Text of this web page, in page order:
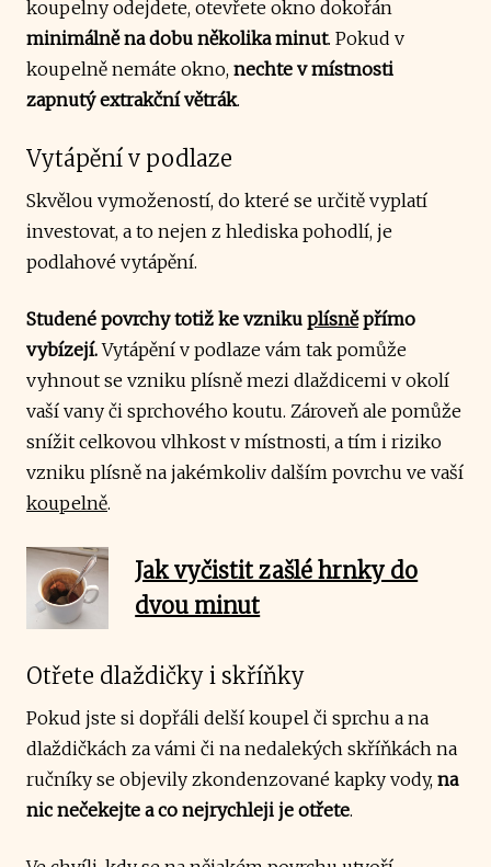
koupelny odejdete, otevřete okno dokořán
minimálně na dobu několika minut. Pokud v
koupelně nemáte okno, nechte v místnosti
zapnutý extrakční větrák.
Vytápění v podlaze
Skvělou vymožeností, do které se určitě vyplatí
investovat, a to nejen z hlediska pohodlí, je
podlahové vytápění.
Studené povrchy totiž ke vzniku plísněpřímo
vybízejí.Vytápění v podlaze vám tak pomůže
vyhnout se vzniku plísně mezi dlaždicemi v okolí
vaší vany či sprchového koutu. Zároveň ale pomůže
snížit celkovou vlhkost v místnosti, a tím i riziko
vzniku plísně na jakémkoliv dalším povrchu ve vaší
koupelně.
Jak vyčistit zašlé hrnky do
dvou minut
Otřete dlaždičky i skříňky
Pokud jste si dopřáli delší koupel či sprchu a na
dlaždičkách za vámi či na nedalekých skříňkách na
ručníky se objevily zkondenzované kapky vody, na
nic nečekejte a co nejrychleji je otřete.